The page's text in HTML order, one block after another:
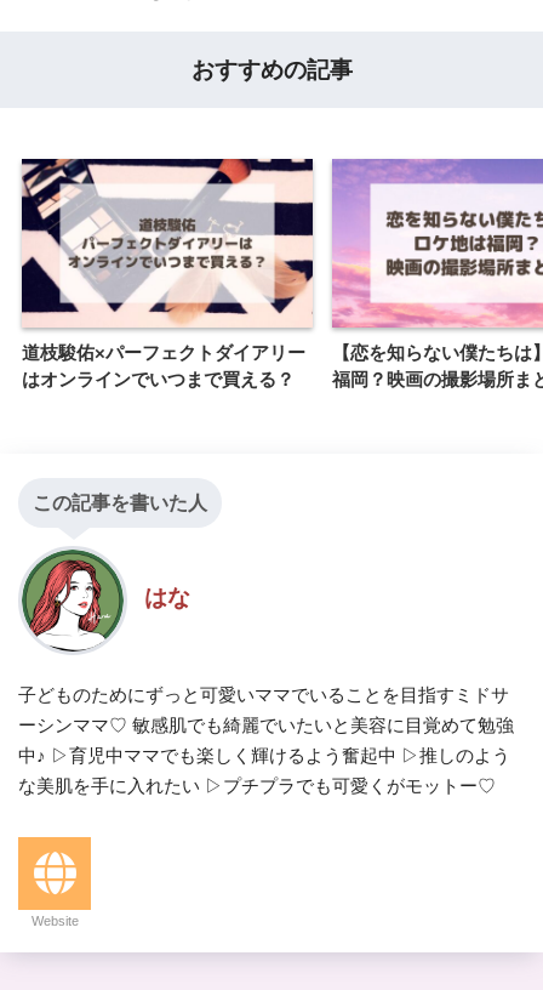
おすすめの記事
道枝駿佑×パーフェクトダイアリー
はオンラインでいつまで買える？
【恋を知らない僕たちは
福岡？映画の撮影場所ま
この記事を書いた人
はな
子どものためにずっと可愛いママでいることを目指すミドサ
ーシンママ♡ 敏感肌でも綺麗でいたいと美容に目覚めて勉強
中♪ ▷育児中ママでも楽しく輝けるよう奮起中 ▷推しのよう
な美肌を手に入れたい ▷プチプラでも可愛くがモットー♡
Website